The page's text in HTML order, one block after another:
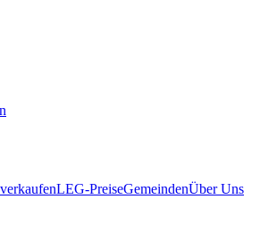
LEG-PreiseGemeindenÜber Uns